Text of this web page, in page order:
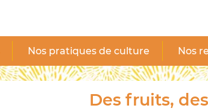
Nos pratiques de culture Nos
Des fruits,